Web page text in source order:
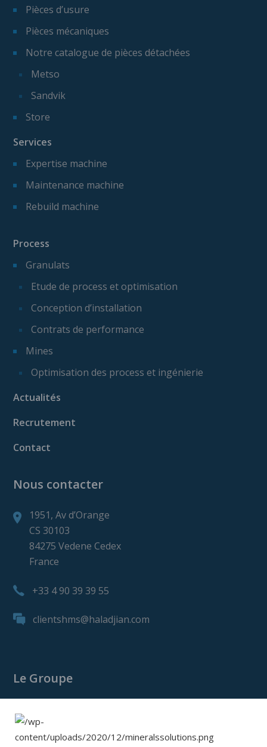
Pièces d’usure
Pièces mécaniques
Notre catalogue de pièces détachées
Metso
Sandvik
Store
Services
Expertise machine
Maintenance machine
Rebuild machine
Process
Granulats
Etude de process et optimisation
Conception d’installation
Contrats de performance
Mines
Optimisation des process et ingénierie
Actualités
Recrutement
Contact
Nous contacter
1951, Av d’Orange
CS 30103
84275 Vedene Cedex
France
+33 4 90 39 39 55
clientshms@haladjian.com
Le Groupe
Haladjian Mining